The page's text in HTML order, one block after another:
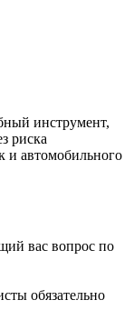
инструмент,
риска
и автомобильного
вас вопрос по
обязательно